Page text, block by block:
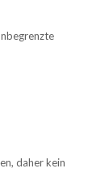
daher kein